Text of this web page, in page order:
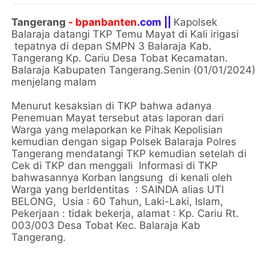
Tangerang - bpanbanten.com || Kapolsek
Balaraja datangi TKP Temu Mayat di Kali irigasi
tepatnya di depan SMPN 3 Balaraja Kab.
Tangerang Kp. Cariu Desa Tobat Kecamatan.
Balaraja Kabupaten Tangerang.Senin (01/01/2024)
menjelang malam
Menurut kesaksian di TKP bahwa adanya
Penemuan Mayat tersebut atas laporan dari
Warga yang melaporkan ke Pihak Kepolisian
kemudian dengan sigap Polsek Balaraja Polres
Tangerang mendatangi TKP kemudian setelah di
Cek di TKP dan menggali Informasi di TKP
bahwasannya Korban langsung di kenali oleh
Warga yang berIdentitas : SAINDA alias UTI
BELONG, Usia : 60 Tahun, Laki-Laki, Islam,
Pekerjaan : tidak bekerja, alamat : Kp. Cariu Rt.
003/003 Desa Tobat Kec. Balaraja Kab
Tangerang.